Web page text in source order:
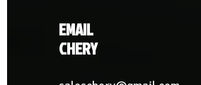
EMAIL
CHERY